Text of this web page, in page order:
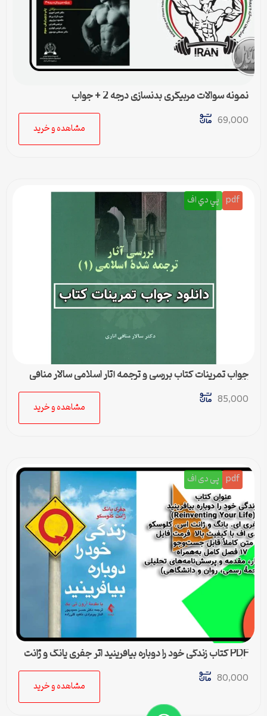
نمونه سوالات مربیگری بدنسازی درجه 2 + جواب
69,000
مشاهده و خرید
pdf پي دي اف
جواب تمرینات کتاب بررسی و ترجمه آثار اسلامی سالار منافی
اناری
85,000
مشاهده و خرید
pdf پی دی اف
PDF کتاب زندگی خود را دوباره بیافرینید اثر جفری یانگ و ژانت
کلوسکو
80,000
مشاهده و خرید